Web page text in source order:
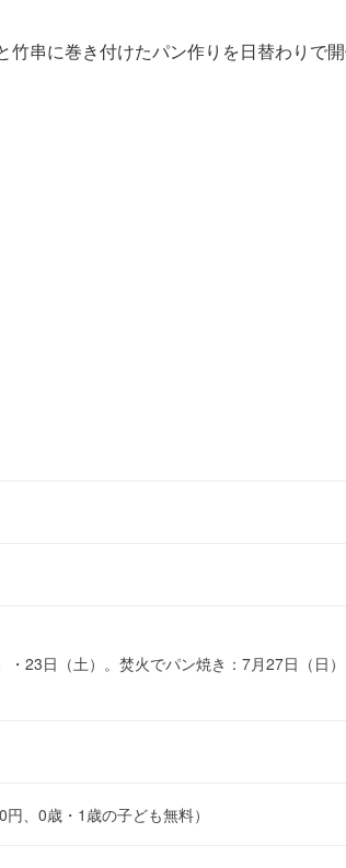
串に巻き付けたパン作りを日替わりで開
23日（土）。焚火でパン焼き：7月27日（日
、0歳・1歳の子ども無料）